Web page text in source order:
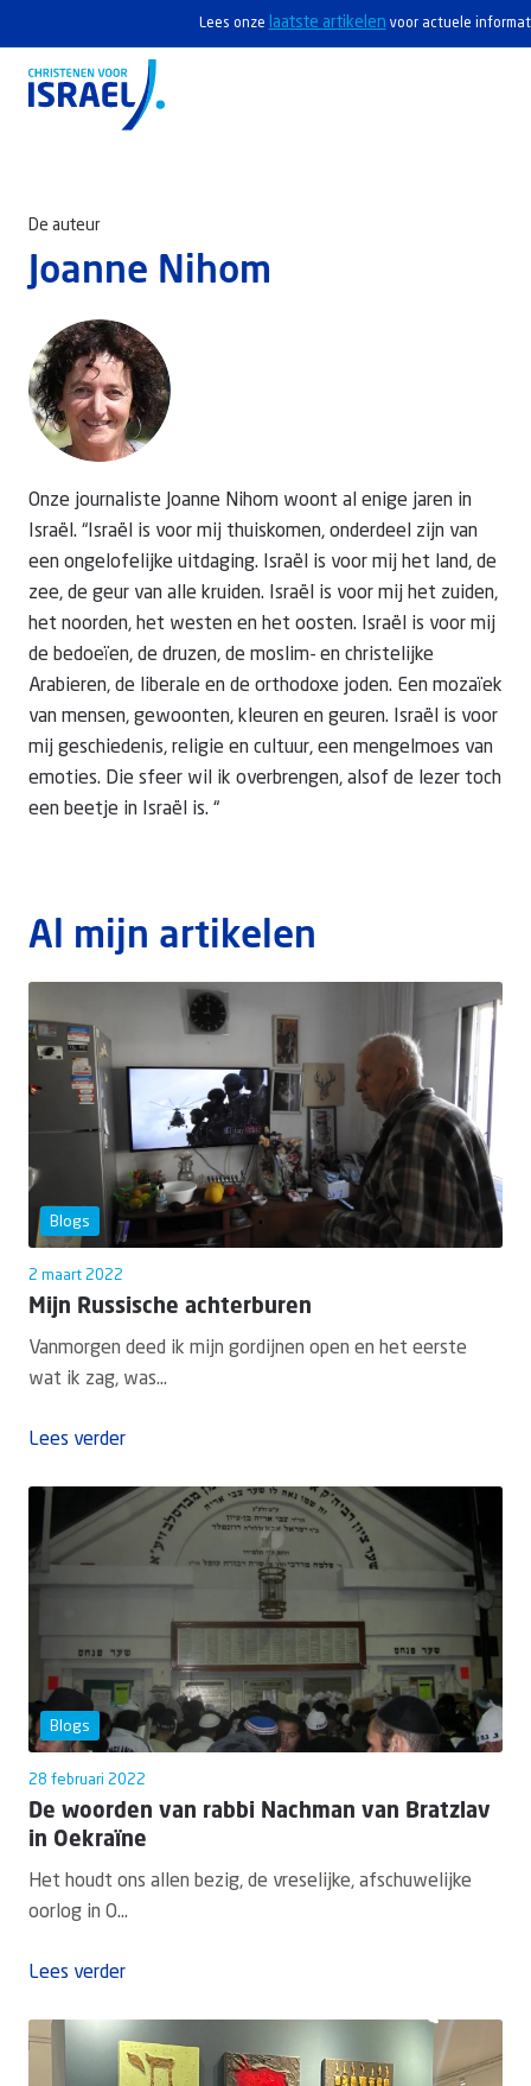
Lees onze laatste artikelen voor actuele
Steun Israël
Service & Contact
Doneer
De auteur
Joanne Nihom
Onze journaliste Joanne Nihom woont al enige jaren in
Israël. “Israël is voor mij thuiskomen, onderdeel zijn van
een ongelofelijke uitdaging. Israël is voor mij het land, de
zee, de geur van alle kruiden. Israël is voor mij het zuiden,
het noorden, het westen en het oosten. Israël is voor mij
de bedoeïen, de druzen, de moslim- en christelijke
Arabieren, de liberale en de orthodoxe joden. Een mozaïek
van mensen, gewoonten, kleuren en geuren. Israël is voor
mij geschiedenis, religie en cultuur, een mengelmoes van
emoties. Die sfeer wil ik overbrengen, alsof de lezer toch
een beetje in Israël is. “
Al mijn artikelen
Blogs
2 maart 2022
Mijn Russische achterburen
Vanmorgen deed ik mijn gordijnen open en het eerste
wat ik zag, was...
Lees verder
Blogs
28 februari 2022
De woorden van rabbi Nachman van Bratzlav
in Oekraïne
Het houdt ons allen bezig, de vreselijke, afschuwelijke
oorlog in O...
Lees verder